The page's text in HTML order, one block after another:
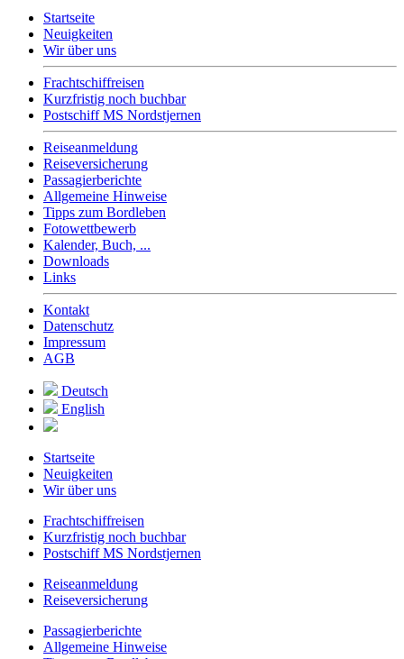
Startseite
Neuigkeiten
Wir über uns
Frachtschiffreisen
Kurzfristig noch buchbar
Postschiff MS Nordstjernen
Reiseanmeldung
Reiseversicherung
Passagierberichte
Allgemeine Hinweise
Tipps zum Bordleben
Fotowettbewerb
Kalender, Buch, ...
Downloads
Links
Kontakt
Datenschutz
Impressum
AGB
Deutsch
English
Startseite
Neuigkeiten
Wir über uns
Frachtschiffreisen
Kurzfristig noch buchbar
Postschiff MS Nordstjernen
Reiseanmeldung
Reiseversicherung
Passagierberichte
Allgemeine Hinweise